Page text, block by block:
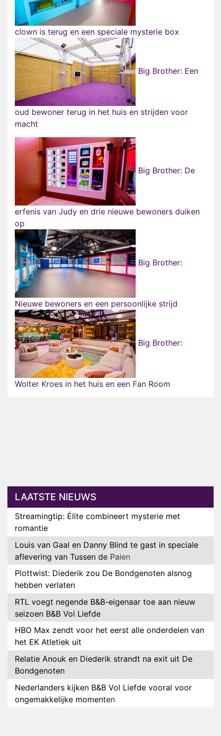
clown is terug en een speciale mysterie box
Big Brother: Een
oud bewoner terug in het huis en strijden voor
macht
Big Brother: De
erfenis van Judy en drie nieuwe bewoners duiken
op
Big Brother:
Nieuwe bewoners en een persoonlijke strijd
Big Brother:
Wolter Kroes in het huis en een Fan Room
LAATSTE NIEUWS
Streamingtip: Élite combineert mysterie met
romantie
Louis van Gaal en Danny Blind te gast in speciale
aflevering van Tussen de Palen
Plottwist: Diederik zou De Bondgenoten alsnog
hebben verlaten
RTL voegt negende B&B-eigenaar toe aan nieuw
seizoen B&B Vol Liefde
HBO Max zendt voor het eerst alle onderdelen van
het EK Atletiek uit
Relatie Anouk en Diederik strandt na exit uit De
Bondgenoten
Nederlanders kijken B&B Vol Liefde vooral voor
ongemakkelijke momenten